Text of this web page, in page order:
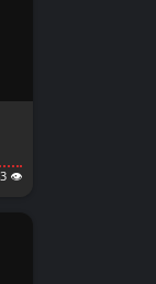
👁️